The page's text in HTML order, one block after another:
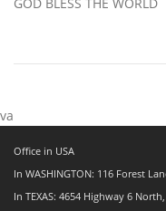
va
Office in USA
In WASHINGTON: 116 Forest
In TEXAS: 4654 Highway 6